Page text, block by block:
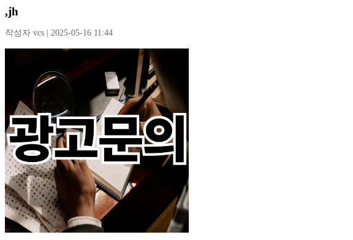
,jh
작성자 vcs | 2025-05-16 11:44